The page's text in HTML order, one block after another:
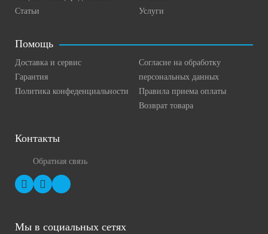
Статьи
Услуги
Помощь
Доставка и сервис
Гарантия
Политика конфеденциальности
Согласие на обработку
персональных данных
Правила приема оплаты
Возврат товара
Контакты
Обратная связь
Мы в социальных сетях